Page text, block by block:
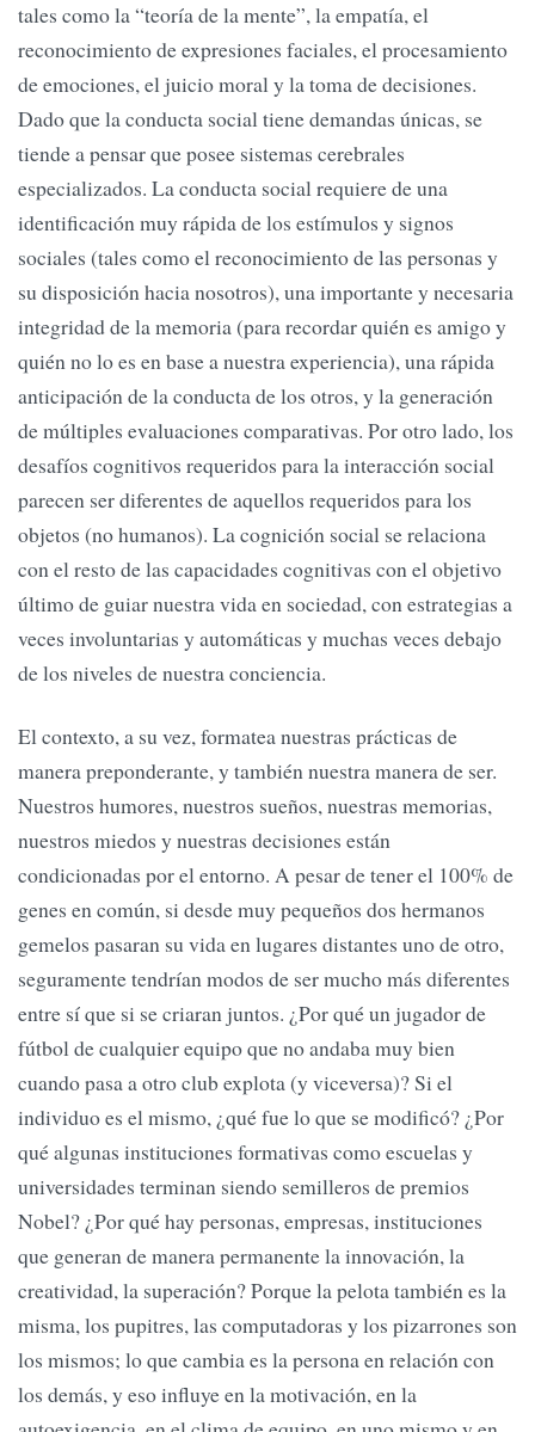
tales como la “teoría de la mente”, la empatía, el
reconocimiento de expresiones faciales, el procesamiento
de emociones, el juicio moral y la toma de decisiones.
Dado que la conducta social tiene demandas únicas, se
tiende a pensar que posee sistemas cerebrales
especializados. La conducta social requiere de una
identificación muy rápida de los estímulos y signos
sociales (tales como el reconocimiento de las personas y
su disposición hacia nosotros), una importante y necesaria
integridad de la memoria (para recordar quién es amigo y
quién no lo es en base a nuestra experiencia), una rápida
anticipación de la conducta de los otros, y la generación
de múltiples evaluaciones comparativas. Por otro lado, los
desafíos cognitivos requeridos para la interacción social
parecen ser diferentes de aquellos requeridos para los
objetos (no humanos). La cognición social se relaciona
con el resto de las capacidades cognitivas con el objetivo
último de guiar nuestra vida en sociedad, con estrategias a
veces involuntarias y automáticas y muchas veces debajo
de los niveles de nuestra conciencia.
El contexto, a su vez, formatea nuestras prácticas de
manera preponderante, y también nuestra manera de ser.
Nuestros humores, nuestros sueños, nuestras memorias,
nuestros miedos y nuestras decisiones están
condicionadas por el entorno. A pesar de tener el 100% de
genes en común, si desde muy pequeños dos hermanos
gemelos pasaran su vida en lugares distantes uno de otro,
seguramente tendrían modos de ser mucho más diferentes
entre sí que si se criaran juntos. ¿Por qué un jugador de
fútbol de cualquier equipo que no andaba muy bien
cuando pasa a otro club explota (y viceversa)? Si el
individuo es el mismo, ¿qué fue lo que se modificó? ¿Por
qué algunas instituciones formativas como escuelas y
universidades terminan siendo semilleros de premios
Nobel? ¿Por qué hay personas, empresas, instituciones
que generan de manera permanente la innovación, la
creatividad, la superación? Porque la pelota también es la
misma, los pupitres, las computadoras y los pizarrones son
los mismos; lo que cambia es la persona en relación con
los demás, y eso influye en la motivación, en la